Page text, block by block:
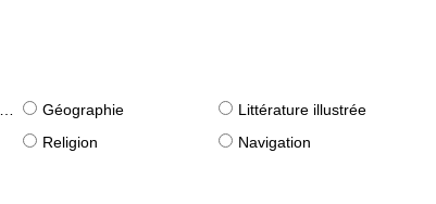
Géographie
Littérature illustrée
Religion
Navigation